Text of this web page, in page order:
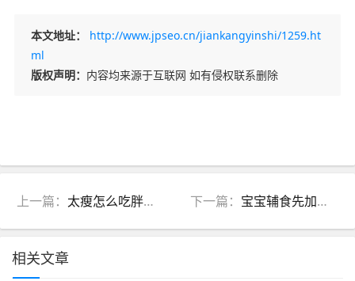
本文地址：
http://www.jpseo.cn/jiankangyinshi/1259.ht
ml
版权声明： 内容均来源于互联网 如有侵权联系删除
上一篇： 太瘦怎么吃胖？中医健脾养胃食谱，告别“干吃不胖”体质 下一篇： 宝宝辅食先加什么？中医“脾胃为本”喂养顺序，防积食、养体质
相关文章